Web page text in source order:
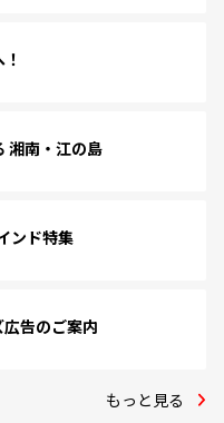
湘南・江の島
ンド特集
広告のご案内
もっと見る